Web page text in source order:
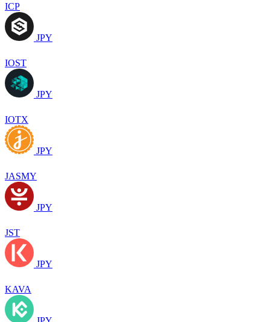
ICP
JPY
IOST
JPY
IOTX
JPY
JASMY
JPY
JST
JPY
KAVA